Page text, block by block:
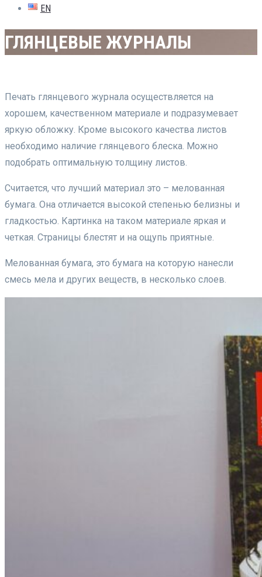
EN
ГЛЯНЦЕВЫЕ ЖУРНАЛЫ
Печать глянцевого журнала осуществляется на
хорошем, качественном материале и подразумевает
яркую обложку. Кроме высокого качества листов
необходимо наличие глянцевого блеска. Можно
подобрать оптимальную толщину листов.
Считается, что лучший материал это – мелованная
бумага. Она отличается высокой степенью белизны и
гладкостью. Картинка на таком материале яркая и
четкая. Страницы блестят и на ощупь приятные.
Мелованная бумага, это бумага на которую нанесли
смесь мела и других веществ, в несколько слоев.